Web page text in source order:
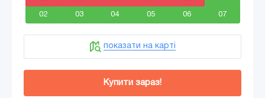
02 03 04 05 06 07
показати на карті
Купити зараз!